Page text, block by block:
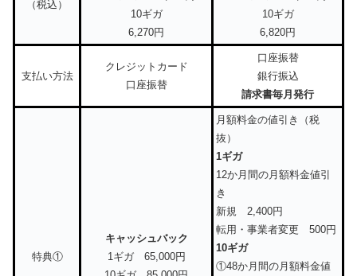
（税込）
10ギガ
6,270円
10ギガ
6,820円
支払い方法
クレジットカード
口座振替
口座振替
銀行振込
請求書毎月発行
特典①
キャッシュバック
1ギガ 65,000円
月額料金の値引き（税
抜）
1ギガ
12か月間の月額料金値引
き
新規 2,400円
転用・事業者変更 500円
10ギガ
①48か月間の月額料金値